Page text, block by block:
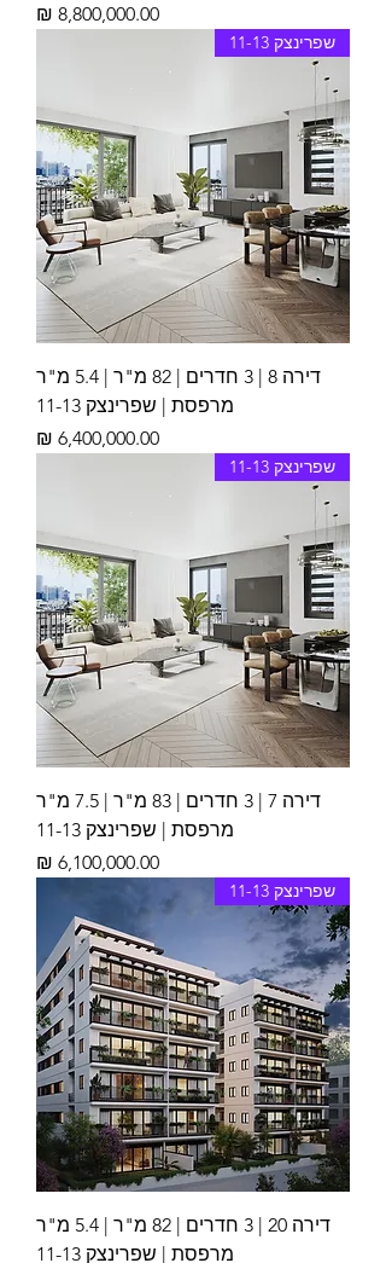
מחיר
שפרינצק 11-13
דירה 8 | 3 חדרים | 82 מ"ר | 5.4 מ"ר
מרפסת | שפרינצק 11-13
מחיר
שפרינצק 11-13
דירה 7 | 3 חדרים | 83 מ"ר | 7.5 מ"ר
מרפסת | שפרינצק 11-13
מחיר
שפרינצק 11-13
דירה 20 | 3 חדרים | 82 מ"ר | 5.4 מ"ר
מרפסת | שפרינצק 11-13